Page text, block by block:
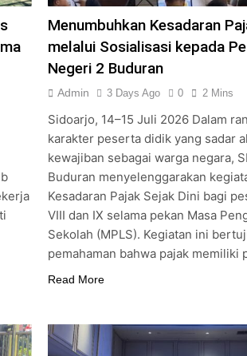
Menumbuhkan Kesadaran
melalui Sosialisasi kepada
Negeri 2 Buduran
Admin 3 Days Ago 0 2 Mins
Sidoarjo, 14–15 Juli 2026 Dalam
karakter peserta didik yang sadar
kewajiban sebagai warga negara,
Buduran menyelenggarakan
Kesadaran Pajak Sejak Dini bagi
VIII dan IX selama pekan Masa
Sekolah (MPLS). Kegiatan ini
pemahaman bahwa pajak memiliki
Read More